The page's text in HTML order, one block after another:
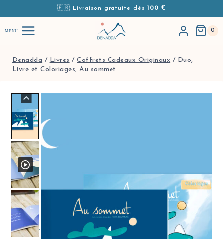
Aller au contenu🇫🇷 Livraison gratuite dès 100 €
MENU 0
Denadda / Livres /Coffrets Cadeaux Originaux /
Duo,
Livre et Coloriages, Au sommet
Duo, Livre et Coloriages, Au sommet